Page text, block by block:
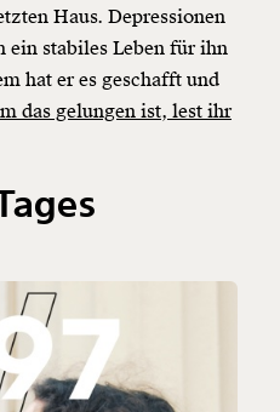
Haus. Depressionen
ein stabiles Leben für ihn
hat er es geschafft und
das gelungen ist, lest ihr